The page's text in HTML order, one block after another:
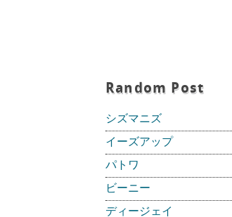
Random Post
シズマニズ
イーズアップ
パトワ
ビーニー
ディージェイ